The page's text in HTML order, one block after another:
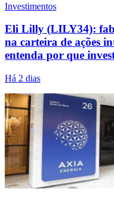
Investimentos
Eli Lilly (LILY34):
na carteira de ações
entenda por que
Há 2 dias